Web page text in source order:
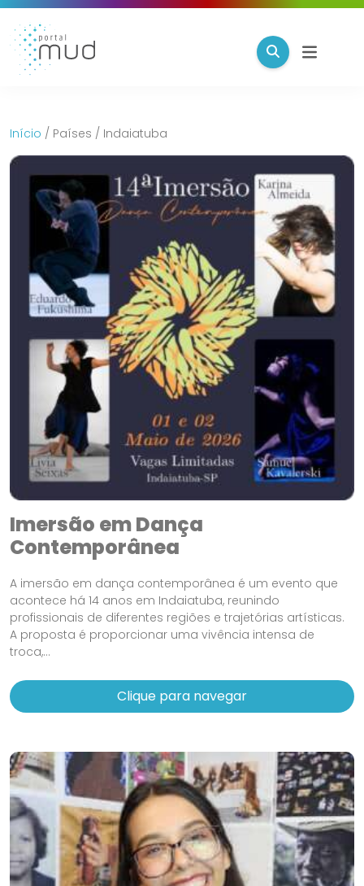
Início / Países / Indaiatuba
Imersão em Dança
Contemporânea
A imersão em dança contemporânea é um evento que
acontece há 14 anos em Indaiatuba, reunindo
profissionais de diferentes regiões e trajetórias artísticas.
A proposta é proporcionar uma vivência intensa de
troca,...
Clique para navegar